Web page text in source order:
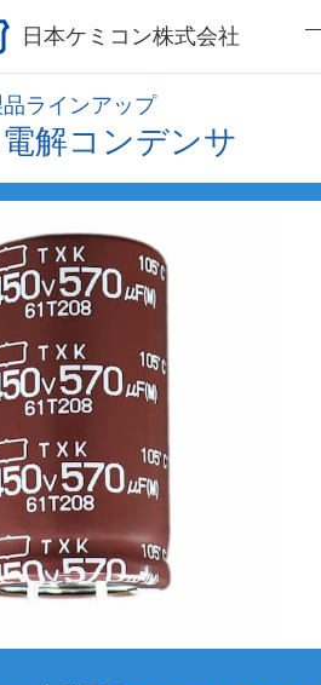
日本ケミコン株式会社
品ラインアップ
解コンデンサ